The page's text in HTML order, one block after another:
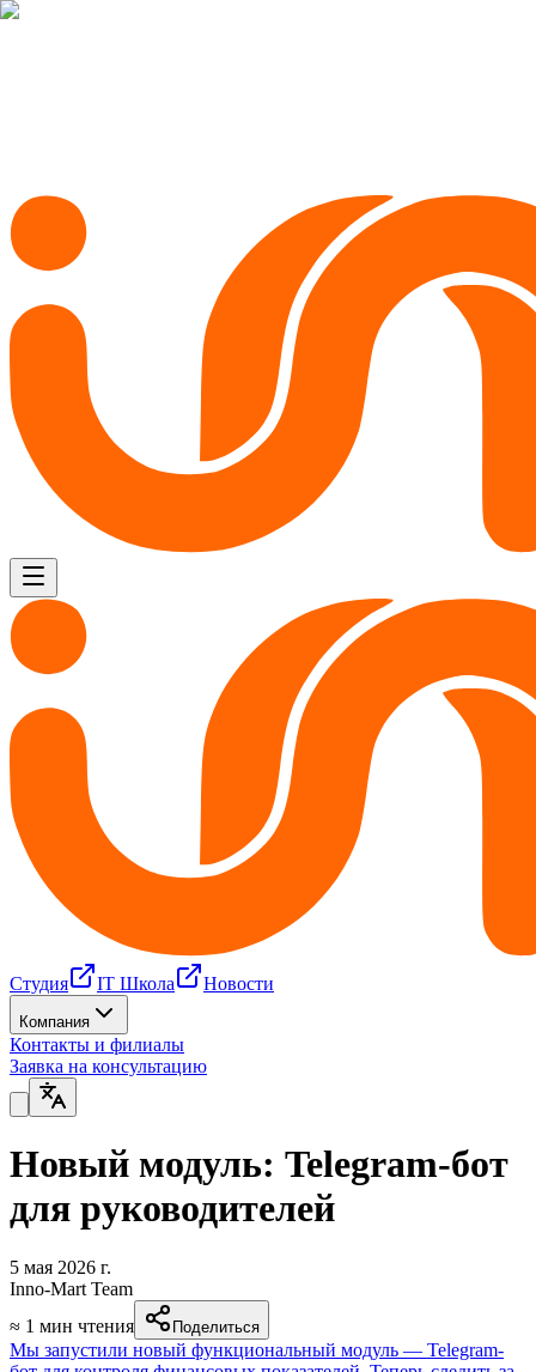
Студия IT Школа Новости
Компания
Контакты и филиалы
Заявка на консультацию
Новый модуль: Telegram-бот
для руководителей
5 мая 2026 г.
Inno-Mart Team
≈ 1 мин чтения Поделиться
Мы запустили новый функциональный модуль — Telegram-